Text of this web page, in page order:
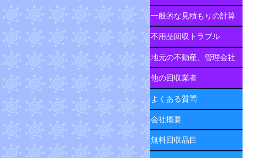
一般的な見積もりの計算
不用品回収トラブル
地元の不動産、管理会社
他の回収業者
よくある質問
会社概要
無料回収品目